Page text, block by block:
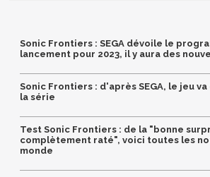
Sonic Frontiers : SEGA dévoile le
lancement pour 2023, il y aura des
Sonic Frontiers : d'après SEGA, le jeu
la série
Test Sonic Frontiers : de la "bonne
complètement raté", voici toutes les
monde